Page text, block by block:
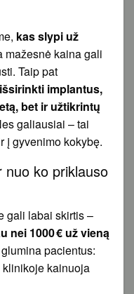
kas slypi už
mažesnė kaina gali
Taip pat
implantus,
bet ir užtikrintų
galiausiai – tai
į gyvenimo kokybę.
nuo ko priklauso
gali labai skirtis –
nei 1000 € už vieną
pacientus:
kainuoja